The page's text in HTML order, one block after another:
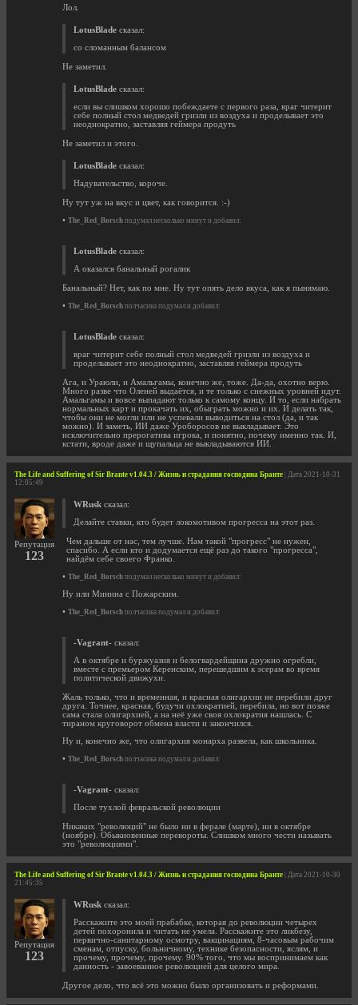
Лол.
LotusBlade сказал:
со сломанным балансом
Не заметил.
LotusBlade сказал:
если вы слишком хорошо побеждаете с первого раза, враг читерит
себе полный стол медведей гризли из воздуха и проделывает это
неоднократно, заставляя геймера продуть
Не заметил и этого.
LotusBlade сказал:
Надувательство, короче.
Ну тут уж на вкус и цвет, как говорится. :-)
• The_Red_Borsch подумал несколько минут и добавил:
LotusBlade сказал:
А оказался банальный рогалик
Банальный? Нет, как по мне. Ну тут опять дело вкуса, как я пынямаю.
• The_Red_Borsch полчасика подумал и добавил:
LotusBlade сказал:
враг читерит себе полный стол медведей гризли из воздуха и
проделывает это неоднократно, заставляя геймера продуть
Ага, и Ураюли, и Амальгамы, конечно же, тоже. Да-да, охотно верю.
Много разве что Оленей выдаётся, и те только с снежных уровней идут.
Амальгамы и вовсе выпадают только к самому концу. И то, если набрать
нормальных карт и прокачать их, обыграть можно и их. И делать так,
чтобы они не могли или не успевали выводиться на стол (да, и так
можно). И заметь, ИИ даже Уроборосов не выкладывает. Это
исключительно прерогатива игрока, и понятно, почему именно так. И,
кстати, вроде даже и щупальца не выкладываются ИИ.
The Life and Suffering of Sir Brante v1.04.3 / Жизнь и страдания господина Бранте | Дата 2021-10-31
12:05:49
Репутация
123
WRusk сказал:
Делайте ставки, кто будет локомотивом прогресса на этот раз.
Чем дальше от нас, тем лучше. Нам такой "прогресс" не нужен,
спасибо. А если кто и додумается ещё раз до такого "прогресса",
найдём себе своего Франко.
• The_Red_Borsch подумал несколько минут и добавил:
Ну или Минина с Пожарским.
• The_Red_Borsch полчасика подумал и добавил:
-Vagrant- сказал:
А в октябре и буржуазия и белогвардейщина дружно огребли,
вместе с премьером Керенским, перешедшим к эсерам во время
политической движухи.
Жаль только, что и временная, и красная олигархии не перебили друг
друга. Точнее, красная, будучи охлократией, перебила, но вот позже
сама стала олигархией, а на неё уже своя охлократия нашлась. С
тираном круговорот обмена власти и закончился.
Ну и, конечно же, что олигархия монарха развела, как школьника.
• The_Red_Borsch полчасика подумал и добавил:
-Vagrant- сказал:
После тухлой февральской революции
Никаких "революций" не было ни в ферале (марте), ни в октябре
(ноябре). Обыкновенные перевороты. Слишком много чести называть
это "революциями".
The Life and Suffering of Sir Brante v1.04.3 / Жизнь и страдания господина Бранте | Дата 2021-10-30
21:45:35
Репутация
123
WRusk сказал:
Расскажите это моей прабабке, которая до революции четырех
детей похоронила и читать не умела. Расскажите это ликбезу,
первично-санитарному осмотру, вакцинациям, 8-часовым рабочим
сменам, отпуску, больничному, технике безопасности, яслям, и
прочему, прочему, прочему. 90% того, что мы воспринимаем как
данность - завоеванное революцией для целого мира.
Другое дело, что всё это можно было организовать и реформами.